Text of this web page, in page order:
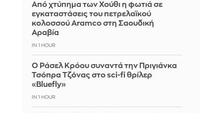
Από χτύπημα των Χούθι η φωτιά σε
εγκαταστάσεις του πετρελαϊκού
κολοσσού Aramco στη Σαουδική
Αραβία
IN 1 HOUR
Ο Ράσελ Κρόου συναντά την Πριγιάνκα
Τσόπρα Τζόνας στο sci-fi θρίλερ
«Bluefly»
IN 1 HOUR